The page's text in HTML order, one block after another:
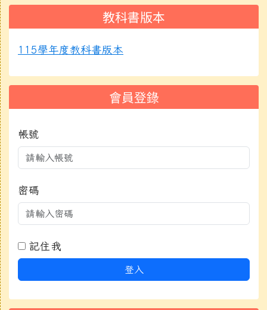
教科書版本
115學年度教科書版本
會員登錄
帳號
密碼
記住我
登入